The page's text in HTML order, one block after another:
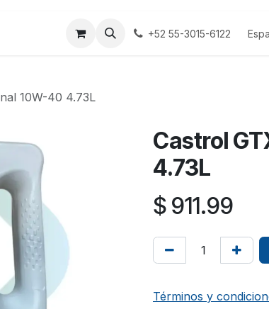
Terminos y Condiciones Aviso
+52 55-3015-6122
10W-40 4.73L
Castrol
4.73L
$ 911.99
Términos y